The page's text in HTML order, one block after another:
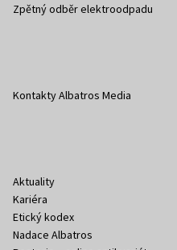
Zpětný odběr elektroodpadu
Kontakty Albatros Media
Aktuality
Kariéra
Etický kodex
Nadace Albatros